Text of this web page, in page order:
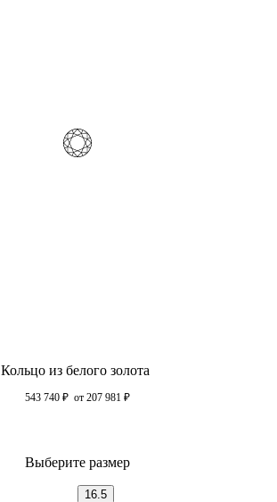
Кольцо из белого золота
543 740 ₽ от 207 981 ₽
Выберите размер
16.5